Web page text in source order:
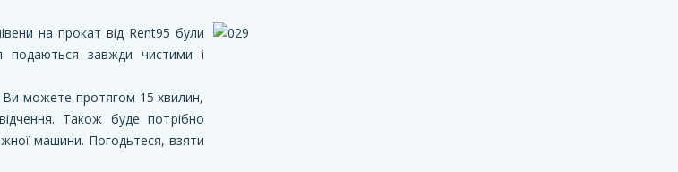
на прокат від Rent95 були
подаються завжди чистими і
можете протягом 15 хвилин,
Також буде потрібно
машини. Погодьтеся, взяти